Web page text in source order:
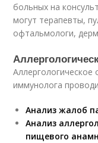
больных на
могут терапевты,
офтальмологи,
Аллергологическое
иммунолога
Анализ жалоб
Анализ
пищевого